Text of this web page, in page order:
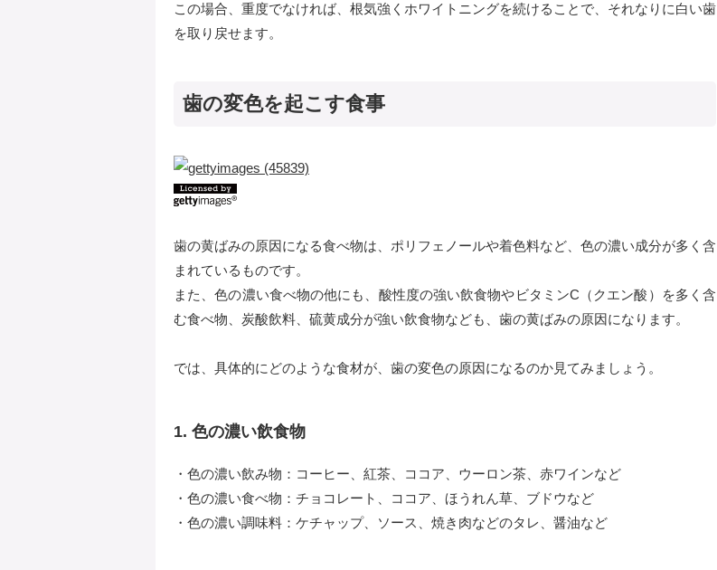
この場合、重度でなければ、根気強くホワイトニングを続けることで、それなりに白い歯
を取り戻せます。
歯の変色を起こす食事
歯の黄ばみの原因になる食べ物は、ポリフェノールや着色料など、色の濃い成分が多く含
まれているものです。
また、色の濃い食べ物の他にも、酸性度の強い飲食物やビタミンC（クエン酸）を多く含
む食べ物、炭酸飲料、硫黄成分が強い飲食物なども、歯の黄ばみの原因になります。
では、具体的にどのような食材が、歯の変色の原因になるのか見てみましょう。
1. 色の濃い飲食物
・色の濃い飲み物：コーヒー、紅茶、ココア、ウーロン茶、赤ワインなど
・色の濃い食べ物：チョコレート、ココア、ほうれん草、ブドウなど
・色の濃い調味料：ケチャップ、ソース、焼き肉などのタレ、醤油など